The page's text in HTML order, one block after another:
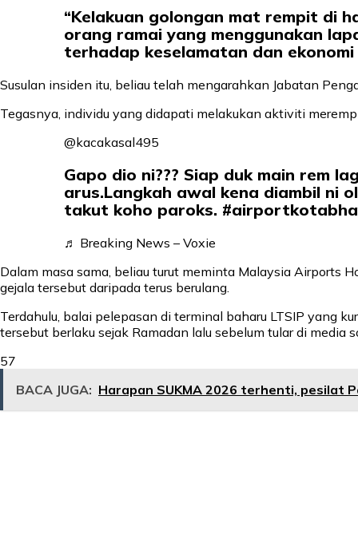
“Kelakuan golongan mat rempit di
orang ramai yang menggunakan
terhadap keselamatan dan
Susulan insiden itu, beliau telah mengarahkan Jabatan
Tegasnya, individu yang didapati melakukan aktiviti
@kacakasal495
Gapo dio ni??? Siap duk main rem
arus.Langkah awal kena diambil ni
takut koho paroks.
♬ Breaking News – Voxie
Dalam masa sama, beliau turut meminta Malaysia Airports
gejala tersebut daripada terus berulang.
Terdahulu, balai pelepasan di terminal baharu LTSIP yang
tersebut berlaku sejak Ramadan lalu sebelum tular di media
57
BACA JUGA: Harapan SUKMA 2026 terhenti, pesilat